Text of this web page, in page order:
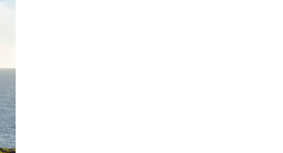
dotykových gest či potiahnutia prstom.